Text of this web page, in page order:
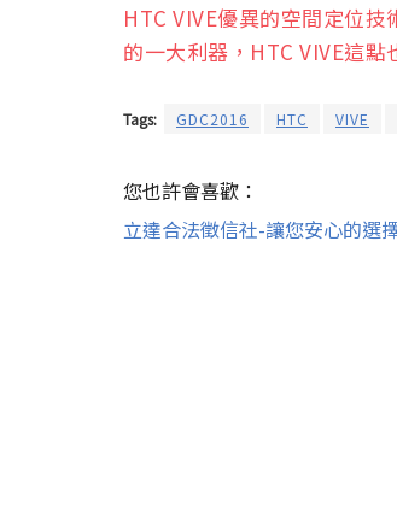
HTC VIVE優異的空間定位
的一大利器，HTC VIVE這點
Tags: GDC2016 HTC VIVE
您也許會喜歡：
立達合法徵信社-讓您安心的選